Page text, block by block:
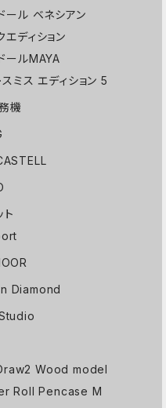
ール ベネシアン
エディション
ールMAYA
スミス エディション 5
機
ト
Diamond
Wood model
Roll Pencase M